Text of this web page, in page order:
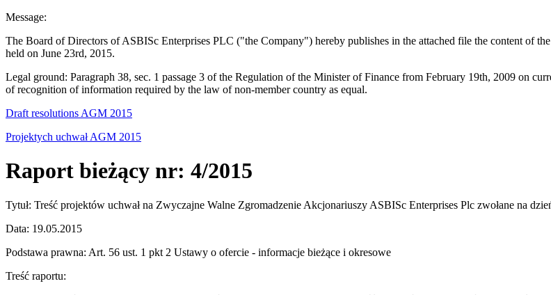
Message:
The Board of Directors of ASBISc Enterprises PLC ("the Company") hereby publishes in the attached file the content of
held on June 23rd, 2015.
Legal ground: Paragraph 38, sec. 1 passage 3 of the Regulation of the Minister of Finance from February 19th, 2009 on
of recognition of information required by the law of non-member country as equal.
Draft resolutions AGM 2015
Projektych uchwał AGM 2015
Raport bieżący nr: 4/2015
Tytuł: Treść projektów uchwał na Zwyczajne Walne Zgromadzenie Akcjonariuszy ASBISc Enterprises Plc zwołane na
Data: 19.05.2015
Podstawa prawna: Art. 56 ust. 1 pkt 2 Ustawy o ofercie - informacje bieżące i okresowe
Treść raportu: